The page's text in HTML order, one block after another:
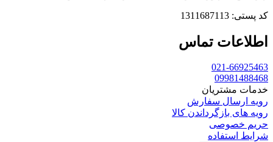
کد پستی: 1311687113
اطلاعات تماس
021-66925463
09981488468
خدمات مشتریان
رویه ارسال سفارش
رویه های بازگرداندن کالا
حریم خصوصی
شرایط استفاده